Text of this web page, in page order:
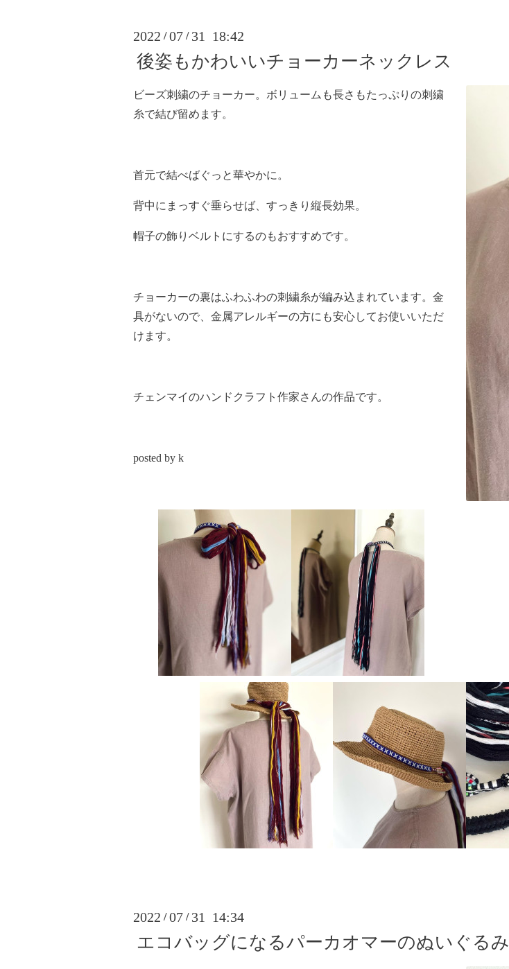
2022 /07 / 31 18:42
後姿もかわいいチョーカーネックレス
ビーズ刺繍のチョーカー。ボリュームも長さもたっぷりの刺繍
糸で結び留めます。
首元で結べばぐっと華やかに。
背中にまっすぐ垂らせば、すっきり縦長効果。
帽子の飾りベルトにするのもおすすめです。
チョーカーの裏はふわふわの刺繍糸が編み込まれています。金
具がないので、金属アレルギーの方にも安心してお使いいただ
けます。
チェンマイのハンドクラフト作家さんの作品です。
posted by k
2022 /07 / 31 14:34
エコバッグになるパーカオマーのぬいぐるみ